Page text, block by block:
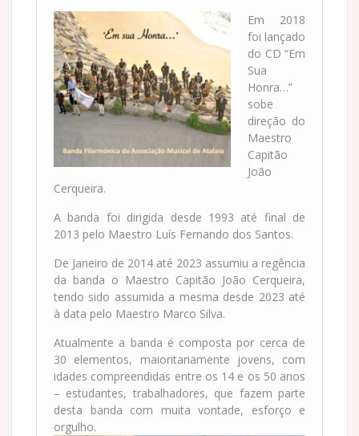
Em 2018
foi lançado
do CD “Em
Sua
Honra…”
sobe
direção do
Maestro
Capitão
João
Cerqueira.
A banda foi dirigida desde 1993 até final de
2013 pelo Maestro Luís Fernando dos Santos.
De Janeiro de 2014 até 2023 assumiu a regência
da banda o Maestro Capitão João Cerqueira,
tendo sido assumida a mesma desde 2023 até
à data pelo Maestro Marco Silva.
Atualmente a banda é composta por cerca de
30 elementos, maioritariamente jovens, com
idades compreendidas entre os 14 e os 50 anos
– estudantes, trabalhadores, que fazem parte
desta banda com muita vontade, esforço e
orgulho.